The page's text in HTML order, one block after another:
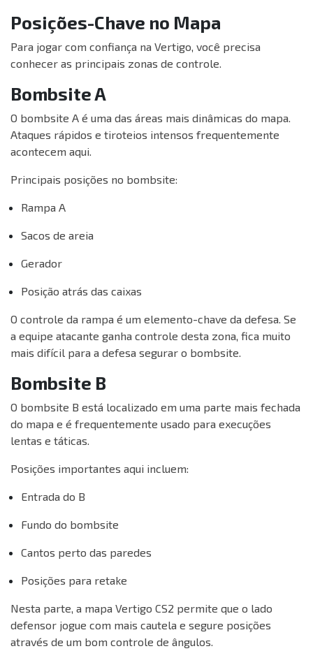
Posições-Chave no Mapa
Para jogar com confiança na Vertigo, você precisa
conhecer as principais zonas de controle.
Bombsite A
O bombsite A é uma das áreas mais dinâmicas do mapa.
Ataques rápidos e tiroteios intensos frequentemente
acontecem aqui.
Principais posições no bombsite:
Rampa A
Sacos de areia
Gerador
Posição atrás das caixas
O controle da rampa é um elemento-chave da defesa. Se
a equipe atacante ganha controle desta zona, fica muito
mais difícil para a defesa segurar o bombsite.
Bombsite B
O bombsite B está localizado em uma parte mais fechada
do mapa e é frequentemente usado para execuções
lentas e táticas.
Posições importantes aqui incluem:
Entrada do B
Fundo do bombsite
Cantos perto das paredes
Posições para retake
Nesta parte, a mapa Vertigo CS2 permite que o lado
defensor jogue com mais cautela e segure posições
através de um bom controle de ângulos.